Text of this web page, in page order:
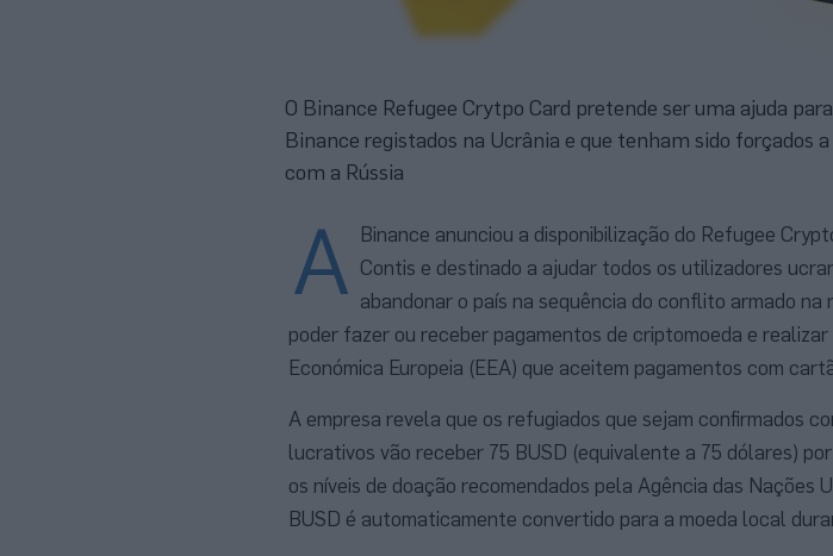
O Binance Refugee Crytpo Card pretende ser uma ajuda
Binance registados na Ucrânia e que tenham sido forçados
com a Rússia
A Binance anunciou a disponibilização do Refugee
Contis e destinado a ajudar todos os utilizadores
abandonar o país na sequência do conflito armado
poder fazer ou receber pagamentos de criptomoeda e
Económica Europeia (EEA) que aceitem pagamentos com
A empresa revela que os refugiados que sejam confirmados
lucrativos vão receber 75 BUSD (equivalente a 75 dólares)
os níveis de doação recomendados pela Agência das Nações
BUSD é automaticamente convertido para a moeda local